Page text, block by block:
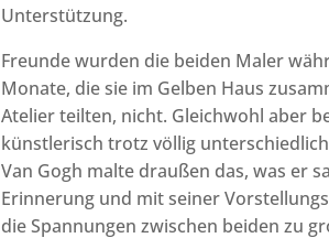
Unterstützung.
Freunde wurden die beiden Maler
Monate, die sie im Gelben Haus
Atelier teilten, nicht. Gleichwohl aber
künstlerisch trotz völlig
Van Gogh malte draußen das, was er
Erinnerung und mit seiner
die Spannungen zwischen beiden zu